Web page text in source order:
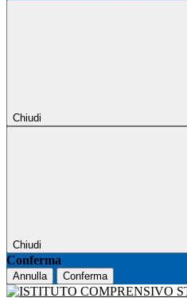
Chiudi
Chiudi
Conferma
Annulla Conferma